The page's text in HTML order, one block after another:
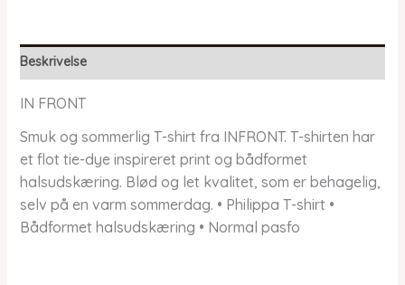
Beskrivelse
IN FRONT
Smuk og sommerlig T-shirt fra INFRONT. T-shirten har
et flot tie-dye inspireret print og bådformet
halsudskæring. Blød og let kvalitet, som er behagelig,
selv på en varm sommerdag. • Philippa T-shirt •
Bådformet halsudskæring • Normal pasfo